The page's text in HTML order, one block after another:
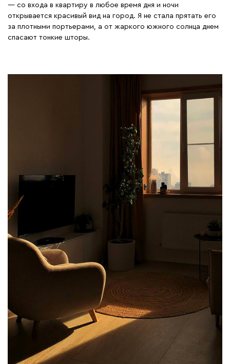
— со входа в квартиру в любое время дня и ночи
открывается красивый вид на город. Я не стала прятать его
за плотными портьерами, а от жаркого южного солнца днем
спасают тонкие шторы.